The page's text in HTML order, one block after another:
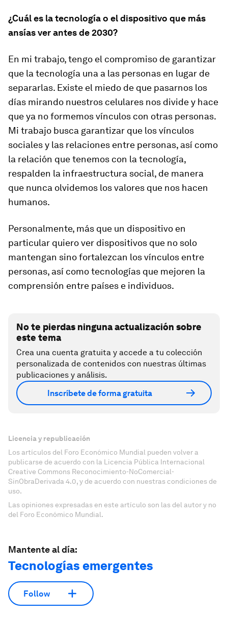
¿Cuál es la tecnología o el dispositivo que más
ansías ver antes de 2030?
En mi trabajo, tengo el compromiso de garantizar
que la tecnología una a las personas en lugar de
separarlas. Existe el miedo de que pasarnos los
días mirando nuestros celulares nos divide y hace
que ya no formemos vínculos con otras personas.
Mi trabajo busca garantizar que los vínculos
sociales y las relaciones entre personas, así como
la relación que tenemos con la tecnología,
respalden la infraestructura social, de manera
que nunca olvidemos los valores que nos hacen
humanos.
Personalmente, más que un dispositivo en
particular quiero ver dispositivos que no solo
mantengan sino fortalezcan los vínculos entre
personas, así como tecnologías que mejoren la
comprensión entre países e individuos.
No te pierdas ninguna actualización sobre
este tema
Crea una cuenta gratuita y accede a tu colección
personalizada de contenidos con nuestras últimas
publicaciones y análisis.
Inscríbete de forma gratuita
Licencia y republicación
Los artículos del Foro Económico Mundial pueden volver a
publicarse de acuerdo con la Licencia Pública Internacional
Creative Commons Reconocimiento-NoComercial-
SinObraDerivada 4.0, y de acuerdo con nuestras condiciones de
uso.
Las opiniones expresadas en este artículo son las del autor y no
del Foro Económico Mundial.
Mantente al día:
Tecnologías emergentes
Follow